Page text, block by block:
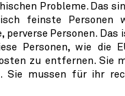
Probleme. Das
feinste Personen
perverse Personen.
Personen, wie die
zu entfernen. Sie
Sie mussen für ihr